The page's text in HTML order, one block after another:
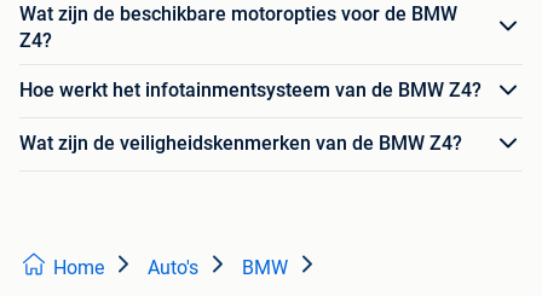
Wat zijn de beschikbare motoropties voor de BMW
Z4?
Hoe werkt het infotainmentsysteem van de BMW Z4?
Wat zijn de veiligheidskenmerken van de BMW Z4?
Home Auto's BMW